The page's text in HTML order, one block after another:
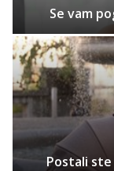
Se vam
Postali